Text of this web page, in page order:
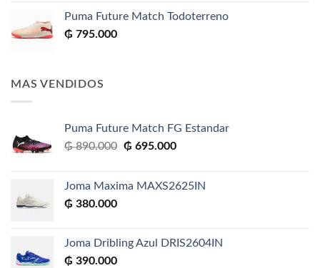
Puma Future Match Todoterreno
₲ 795.000
MAS VENDIDOS
Puma Future Match FG Estandar
₲890.000 El
era:
₲ 695.000El
es:
Joma Maxima MAXS2625IN
₲ 380.000
Joma Dribling Azul DRIS2604IN
₲ 390.000